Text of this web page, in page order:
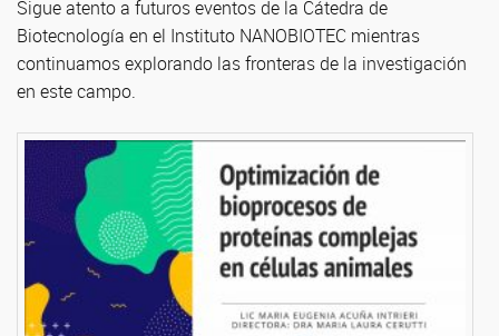
Sigue atento a futuros eventos de la Cátedra de
Biotecnología en el Instituto NANOBIOTEC mientras
continuamos explorando las fronteras de la investigación
en este campo.